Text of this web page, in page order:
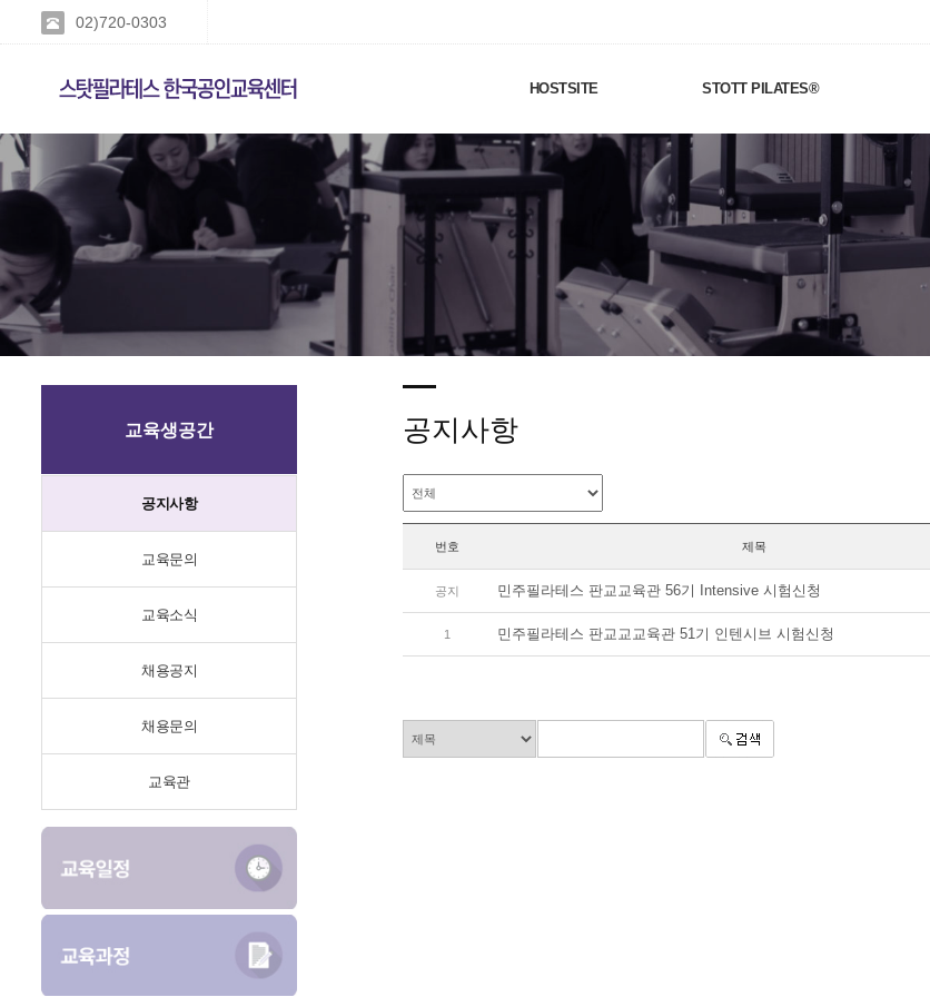
02)720-0303
HOSTSITE STOTT PILATES®
교육생공간
공지사항
교육문의
교육소식
채용공지
채용문의
교육관
공지사항
번호 제목
공지 민주필라테스 판교교육관 56기 Intensive 시험신청
1 민주필라테스 판교교교육관 51기 인텐시브 시험신청